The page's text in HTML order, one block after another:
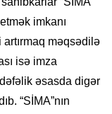
imkanı
məqsədilə
isə imza
əsasda digər
“SİMA”nın